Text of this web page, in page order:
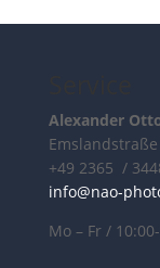
Alexander
+49 2365 /
info@nao-
Mo – Fr /